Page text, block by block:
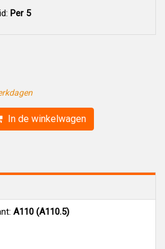
Per 5
In de winkelwagen
A110 (A110.5)